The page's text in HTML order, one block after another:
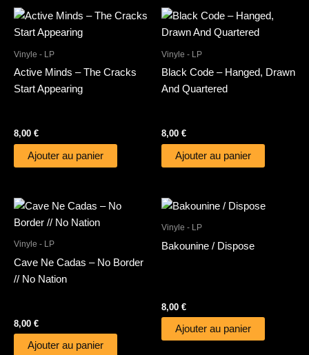
Vinyle - LP
Active Minds – The Cracks
Start Appearing
8,00 €
Ajouter au panier
Vinyle - LP
Black Code – Hanged, Drawn
And Quartered
8,00 €
Ajouter au panier
Vinyle - LP
Cave Ne Cadas – No Border
// No Nation
8,00 €
Ajouter au panier
Vinyle - LP
Bakounine / Dispose
8,00 €
Ajouter au panier